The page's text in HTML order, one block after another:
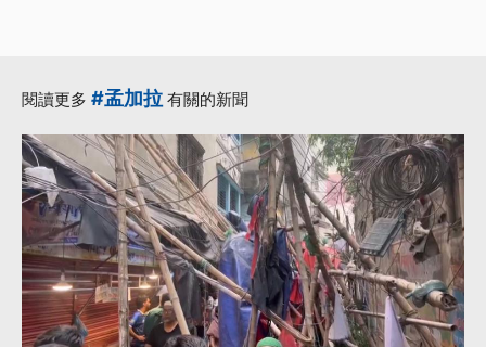
閱讀更多 #孟加拉 有關的新聞